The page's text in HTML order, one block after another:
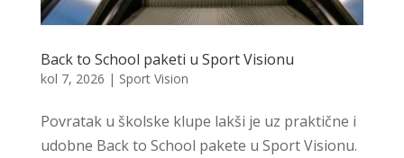
Back to School paketi u Sport Visionu
kol 7, 2026 | Sport Vision
Povratak u školske klupe lakši je uz praktične i
udobne Back to School pakete u Sport Visionu.